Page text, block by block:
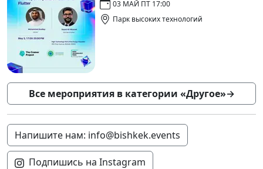
03 МАЙ ПТ 17:00
Парк высоких технологий
Все мероприятия в категории «Другое»→
Напишите нам: info@bishkek.events
Подпишись на Instagram